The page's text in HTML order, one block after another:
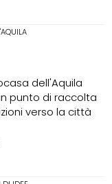
dell'Aquila
punto di raccolta
verso la città